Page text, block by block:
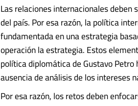
Las relaciones internacionales
del país. Por esa razón, la política
fundamentada en una estrategia
operación la estrategia. Estos
política diplomática de Gustavo
ausencia de análisis de los intereses
Por esa razón, los retos deben